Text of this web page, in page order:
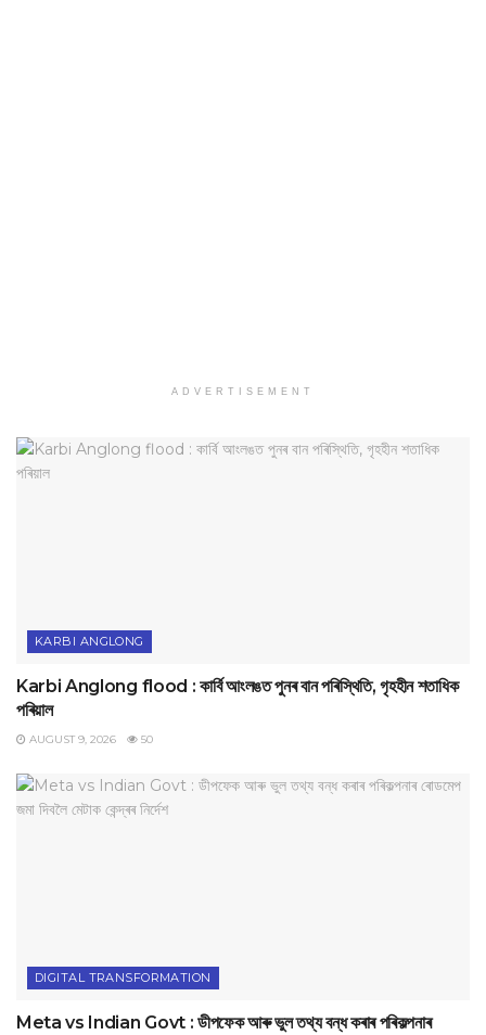
ADVERTISEMENT
KARBI ANGLONG
Karbi Anglong flood : কার্বি আংলঙত পুনৰ বান পৰিস্থিতি, গৃহহীন শতাধিক
পৰিয়াল
AUGUST 9, 2026 50
DIGITAL TRANSFORMATION
Meta vs Indian Govt : ডীপফেক আৰু ভুল তথ্য বন্ধ কৰাৰ পৰিকল্পনাৰ